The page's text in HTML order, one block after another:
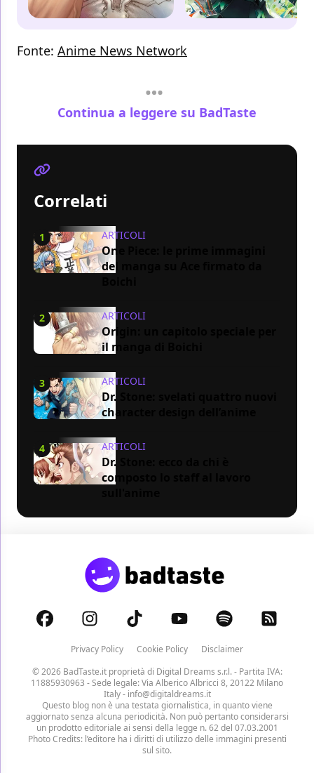
Fonte: Anime News Network
Continua a leggere su BadTaste
Correlati
1 ARTICOLI
One Piece: le prime immagini
del manga su Ace firmato da
2 ARTICOLI
Origin: un capitolo speciale per
il manga di Boichi
3 ARTICOLI
Dr. Stone: svelati quattro nuovi
character design dell’anime
4 ARTICOLI
Dr. Stone: ecco da chi è
composto lo staff al lavoro
Privacy Policy Cookie Policy
Disclaimer
© 2026 BadTaste.it proprietà di Digital Dreams s.r.l.- Partita IVA:
11885930963 - Sede legale: Via Alberico Albricci 8, 20122 Milano
Italy - info@digitaldreams.it
Questo blog non è una testata giornalistica, in quanto viene
aggiornato senza alcuna periodicità. Non può pertanto considerarsi
un prodotto editoriale ai sensi della legge n. 62 del 07.03.2001
Photo Credits: l’editore ha i diritti di utilizzo delle immagini presenti
sul sito.